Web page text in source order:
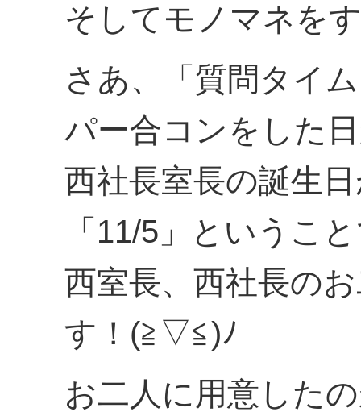
そしてモノマネを
さあ、「質問タイ
パー合コンをした
西社長室長の誕生
「11/5」というこ
西室長、西社長の
す！(≧▽≦)ﾉ
お二人に用意した